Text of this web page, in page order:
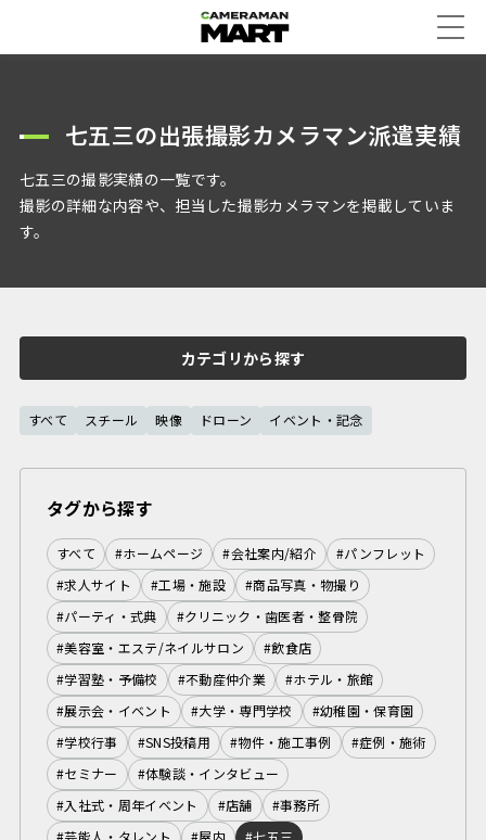
七五三の出張撮影カメラマン派遣実績
七五三の撮影実績の一覧です。
撮影の詳細な内容や、担当した撮影カメラマンを掲載していま
す。
カテゴリから探す
すべて スチール 映像 ドローン イベント・記念
タグから探す
すべて #ホームページ #会社案内/紹介
#パンフレット
#求人サイト
#工場・施設
#商品写真・物撮り
#パーティ・式典
#クリニック・歯医者・整骨院
#美容室・エステ/ネイルサロン
#飲食店
#学習塾・予備校
#不動産仲介業
#ホテル・旅館
#展示会・イベント
#大学・専門学校
#幼稚園・保育園
#学校行事
#SNS投稿用 #物件・施工事例
#症例・施術
#セミナー
#体験談・インタビュー
#入社式・周年イベント
#店舗
#事務所
#芸能人・タレント
#屋内
#七五三